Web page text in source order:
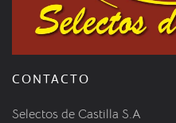
CONTACTO
Selectos de Castilla S.A